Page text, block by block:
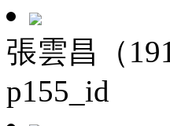
張雲昌（
p155_id